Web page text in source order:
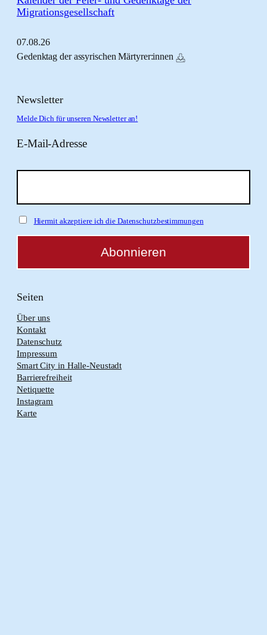
Migrationsgesellschaft
07.08.26
Gedenktag der assyrischen Märtyrer:innen
Newsletter
Melde Dich für unseren Newsletter an!
E-Mail-Adresse
Hiermit akzeptiere ich die Datenschutzbestimmungen
Seiten
Über uns
Kontakt
Datenschutz
Impressum
Smart City in Halle-Neustadt
Barrierefreiheit
Netiquette
Instagram
Karte